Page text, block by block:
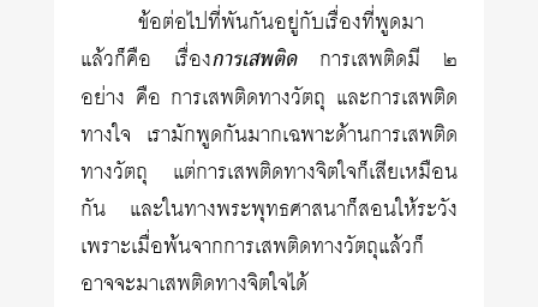
ข้อต่อไปที่พันกันอยู่กับเรื่องที่พูดมา
แล้วก็คือ เรื่องการเสพติดการเสพติดมี ๒
อย่าง คือ การเสพติดทางวัตถุ และการเสพติด
ทางใจ เรามักพูดกันมากเฉพาะด้านการเสพติด
ทางวัตถุ แต่การเสพติดทางจิตใจก็เสียเหมือน
กัน และในทางพระพุทธศาสนาก็สอนให้ระวัง
เพราะเมื่อพ้นจากการเสพติดทางวัตถุแล้วก็
อาจจะมาเสพติดทางจิตใจได้